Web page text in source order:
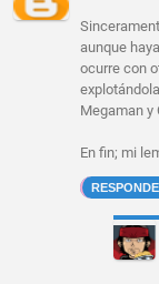
aunque
ocurre con
Megaman y
En fin; mi